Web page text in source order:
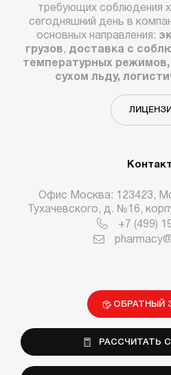
требующих соблюдения
сегодняшний день в
основных направления:
грузов, доставка с
температурных режимов,
сухом льду,
Офис Москва: 123423,
Тухачевского, д. №16,
+7 (499)
ОБРАТНЫЙ
РАССЧИТАТЬ